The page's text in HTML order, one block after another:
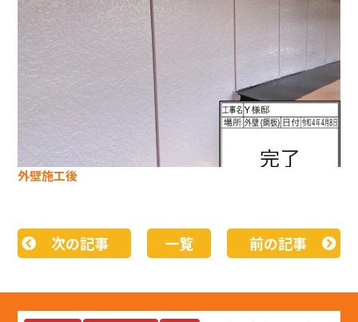
外壁施工後
次の記事 一覧 前の記事